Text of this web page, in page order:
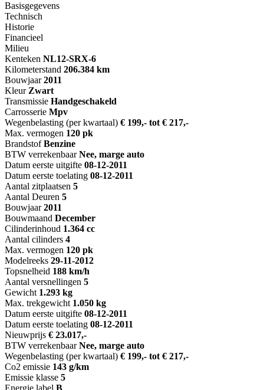
Basisgegevens
Technisch
Historie
Financieel
Milieu
Kenteken NL12-SRX-6
Kilometerstand 206.384 km
Bouwjaar 2011
Kleur Zwart
Transmissie Handgeschakeld
Carrosserie Mpv
Wegenbelasting (per kwartaal) € 199,- tot € 217,-
Max. vermogen 120 pk
Brandstof Benzine
BTW verrekenbaar Nee, marge auto
Datum eerste uitgifte 08-12-2011
Datum eerste toelating 08-12-2011
Aantal zitplaatsen 5
Aantal Deuren 5
Bouwjaar 2011
Bouwmaand December
Cilinderinhoud 1.364 cc
Aantal cilinders 4
Max. vermogen 120 pk
Modelreeks 29-11-2012
Topsnelheid 188 km/h
Aantal versnellingen 5
Gewicht 1.293 kg
Max. trekgewicht 1.050 kg
Datum eerste uitgifte 08-12-2011
Datum eerste toelating 08-12-2011
Nieuwprijs € 23.017,-
BTW verrekenbaar Nee, marge auto
Wegenbelasting (per kwartaal) € 199,- tot € 217,-
Co2 emissie 143 g/km
Emissie klasse 5